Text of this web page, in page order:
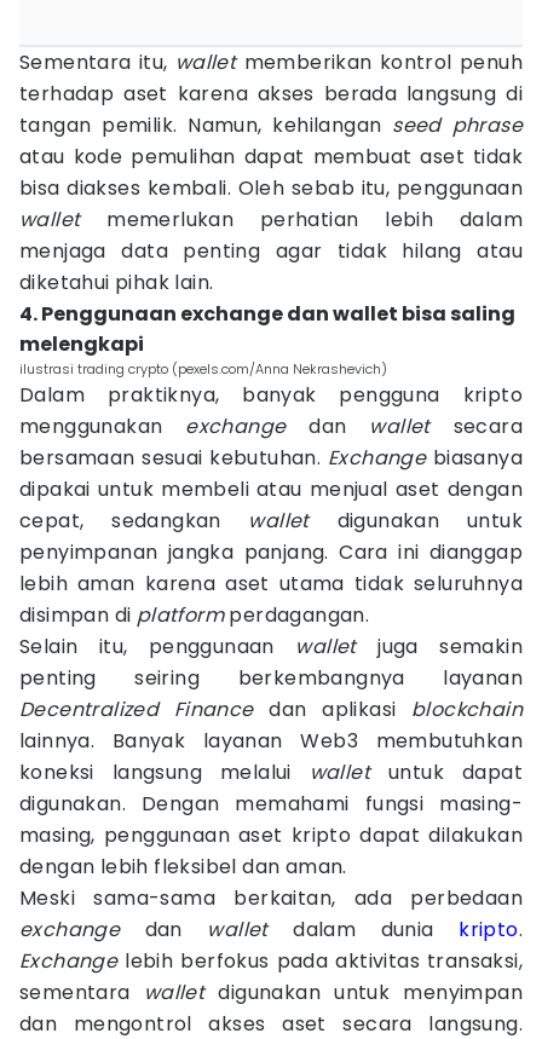
Sementara itu, wallet memberikan kontrol penuh
terhadap aset karena akses berada langsung di
tangan pemilik. Namun, kehilangan seed phrase
atau kode pemulihan dapat membuat aset tidak
bisa diakses kembali. Oleh sebab itu, penggunaan
wallet memerlukan perhatian lebih dalam
menjaga data penting agar tidak hilang atau
diketahui pihak lain.
4. Penggunaan exchange dan wallet bisa saling
melengkapi
ilustrasi trading crypto (pexels.com/Anna Nekrashevich)
Dalam praktiknya, banyak pengguna kripto
menggunakan exchangedan wallet secara
bersamaan sesuai kebutuhan. Exchange biasanya
dipakai untuk membeli atau menjual aset dengan
cepat, sedangkan wallet digunakan untuk
penyimpanan jangka panjang. Cara ini dianggap
lebih aman karena aset utama tidak seluruhnya
disimpan di platformperdagangan.
Selain itu, penggunaan walletjuga semakin
penting seiring berkembangnya layanan
Decentralized Financedan aplikasi blockchain
lainnya. Banyak layanan Web3 membutuhkan
koneksi langsung melalui
walletuntuk dapat
digunakan. Dengan memahami fungsi masing-
masing, penggunaan aset kripto dapat dilakukan
dengan lebih fleksibel dan aman.
Meski sama-sama berkaitan, ada perbedaan
exchange dan walletdalam dunia kripto.
Exchange lebih berfokus pada aktivitas transaksi,
sementara walletdigunakan untuk menyimpan
dan mengontrol akses aset secara langsung.